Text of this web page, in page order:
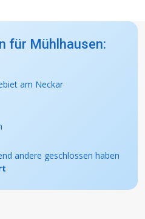
für Mühlhausen:
am Neckar
andere geschlossen haben